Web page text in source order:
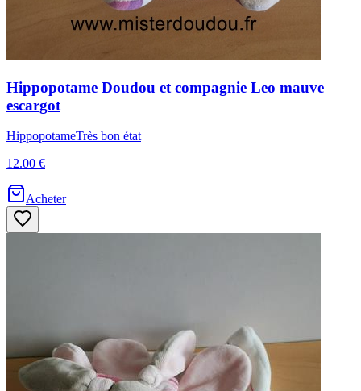
Hippopotame Doudou et compagnie Leo mauve
escargot
HippopotameTrès bon état
12.00 €
Acheter